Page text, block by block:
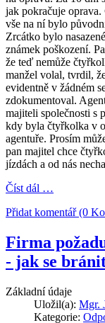
jak pokračuje
vše na ní bylo
Zrcátko bylo
známek poškození.
že teď nemůže
manžel volal, tvrdil,
evidentně v žádném
zdokumentoval.
majiteli společnosti s
kdy byla čtyřkolka v
agentuře. Prosím
pan majitel chce
jízdách a od nás
Číst dál …
Přidat komentář (0
Firma
- jak se
Základní údaje
Uložil(a): Mgr.
Kategorie: